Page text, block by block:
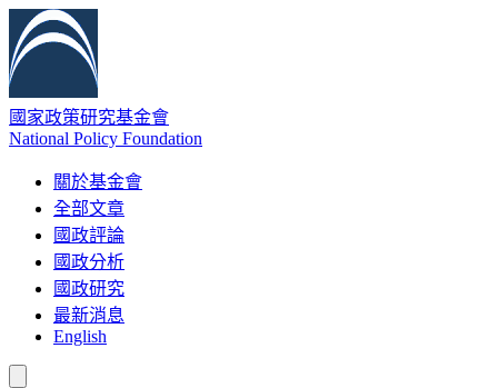
國家政策研究基金會
National Policy Foundation
關於基金會
全部文章
國政評論
國政分析
國政研究
最新消息
English